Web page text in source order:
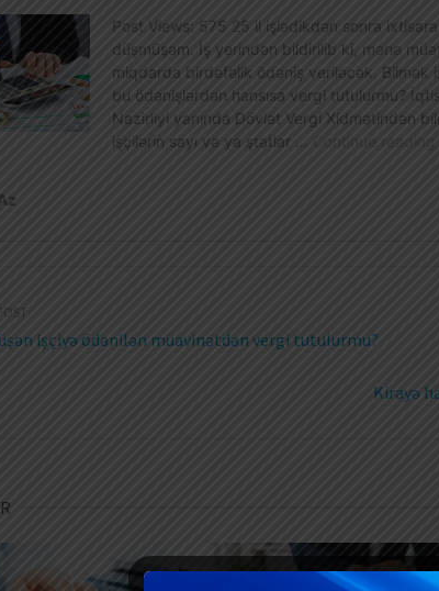
işçiyə ödənilən müavinətdən vergi tutulurmu?
Kirayə